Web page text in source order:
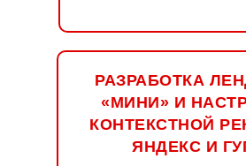
РАЗРАБОТКА
«МИНИ» И
КОНТЕКСТНОЙ
ЯНДЕКС И